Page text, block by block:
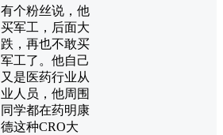
有个粉丝说，他
买军工，后面大
跌，再也不敢买
军工了。他自己
又是医药行业从
业人员，他周围
同学都在药明康
德这种CRO大